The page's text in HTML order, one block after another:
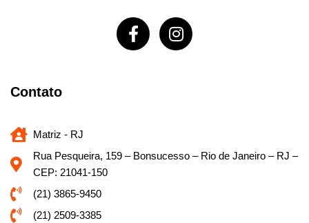
Contato
Matriz - RJ
Rua Pesqueira, 159 – Bonsucesso – Rio de Janeiro – RJ –
CEP: 21041-150
(21) 3865-9450
(21) 2509-3385